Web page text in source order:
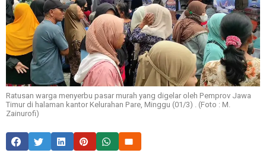
Ratusan warga menyerbu pasar murah yang digelar oleh Pemprov Jawa
Timur di halaman kantor Kelurahan Pare, Minggu (01/3) . (Foto : M.
Zainurofi)